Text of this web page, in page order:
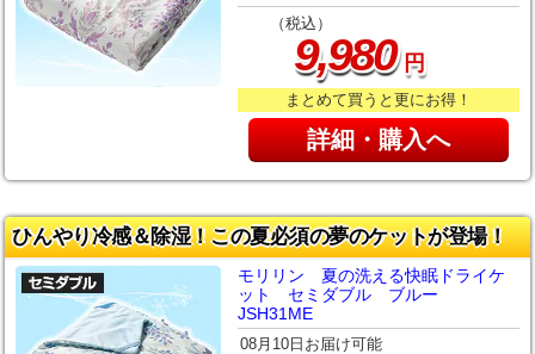
（税込）
9,980円
まとめて買うと更にお得！
詳細・購入へ
ひんやり冷感＆除湿！この夏必須の夢のケットが登場！
モリリン 夏の洗える快眠ドライケ
ット セミダブル ブルー
JSH31ME
08月10日お届け可能